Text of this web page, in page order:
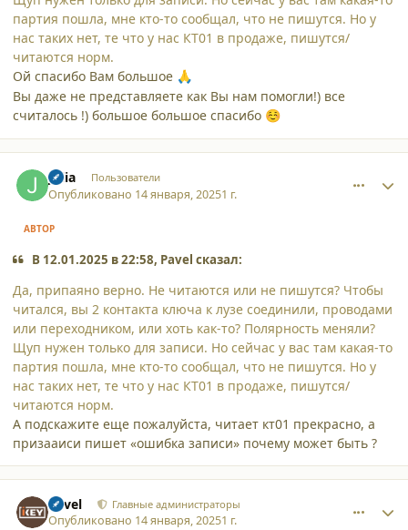
партия пошла, мне кто-то сообщал, что не пишутся. Но у
нас таких нет, те что у нас КТ01 в продаже, пишутся/
читаются норм.
Ой спасибо Вам большое 🙏
Вы даже не представляете как Вы нам помогли!) все
считалось !) большое большое спасибо ☺️
Julia Пользователи
Опубликовано 14 января, 20251 г.
АВТОР
В 12.01.2025 в 22:58, Pavel сказал:
Да, припаяно верно. Не читаются или не пишутся? Чтобы
читался, вы 2 контакта ключа к лузе соединили, проводами
или переходником, или хоть как-то? Полярность меняли?
Щуп нужен только для записи. Но сейчас у вас там какая-то
партия пошла, мне кто-то сообщал, что не пишутся. Но у
нас таких нет, те что у нас КТ01 в продаже, пишутся/
читаются норм.
А подскажите еще пожалуйста, читает кт01 прекрасно, а
призааиси пишет «ошибка записи» почему может быть ?
Pavel Главные администраторы
Опубликовано 14 января, 20251 г.